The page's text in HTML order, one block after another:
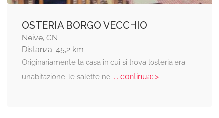
OSTERIA BORGO VECCHIO
Neive, CN
Distanza: 45,2 km
Originariamente la casa in cui si trova losteria era
unabitazione; le salette ne... continua: >